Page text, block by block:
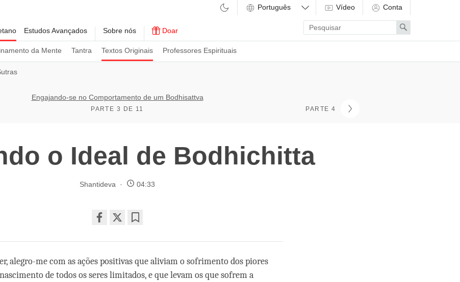
da Mente Tantra Textos Originais Professores Espirituais
Estudos Avançados Sobre nós Doar
Vídeo Conta
Enter
search
term
Search
Engajando-se no Comportamento de um Bodhisattva
PARTE 3 DE 11 PARTE 4
o Ideal de Bodhichitta
Shantideva 04:33
on
facebook
alegro-me com as ações positivas que aliviam o sofrimento dos piores
de todos os seres limitados, e que levam os que sofrem a